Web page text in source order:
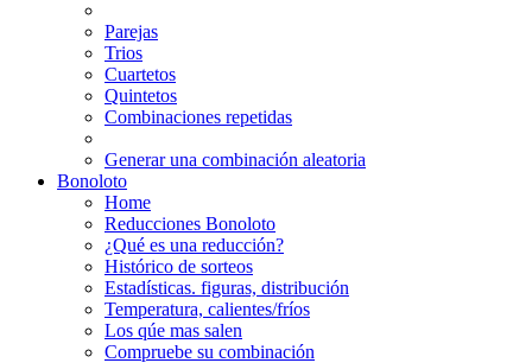
Parejas
Trios
Cuartetos
Quintetos
Combinaciones repetidas
Generar una combinación aleatoria
Bonoloto
Home
Reducciones Bonoloto
¿Qué es una reducción?
Histórico de sorteos
Estadísticas. figuras, distribución
Temperatura, calientes/fríos
Los qúe mas salen
Compruebe su combinación